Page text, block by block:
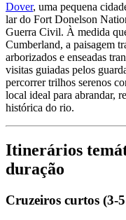
Dover, uma pequena
lar do Fort Donelson
Guerra Civil. À medida
Cumberland, a paisagem
arborizados e enseadas
visitas guiadas pelos
percorrer trilhos serenos
local ideal para abrandar,
histórica do rio.
Itinerários
duração
Cruzeiros curtos (3-